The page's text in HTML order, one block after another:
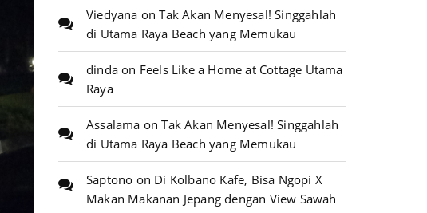
Viedyana onTak Akan Menyesal! Singgahlah
di Utama Raya Beach yang Memukau
dinda on Feels Like a Home at Cottage Utama
Raya
Assalama onTak Akan Menyesal! Singgahlah
di Utama Raya Beach yang Memukau
Saptono on Di Kolbano Kafe, Bisa Ngopi X
Makan Makanan Jepang dengan View Sawah